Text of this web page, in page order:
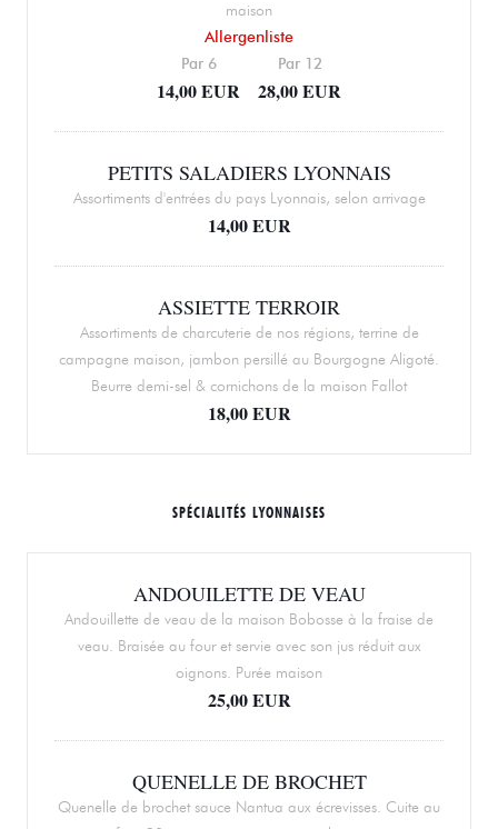
maison
Allergenliste
14,00 EUR
Par 6
28,00 EUR
Par 12
PETITS SALADIERS LYONNAIS
Assortiments d'entrées du pays Lyonnais, selon arrivage
14,00 EUR
ASSIETTE TERROIR
Assortiments de charcuterie de nos régions, terrine de
campagne maison, jambon persillé au Bourgogne Aligoté.
Beurre demi-sel & cornichons de la maison Fallot
18,00 EUR
SPÉCIALITÉS LYONNAISES
ANDOUILETTE DE VEAU
Andouillette de veau de la maison Bobosse à la fraise de
veau. Braisée au four et servie avec son jus réduit aux
oignons. Purée maison
25,00 EUR
QUENELLE DE BROCHET
Quenelle de brochet sauce Nantua aux écrevisses. Cuite au